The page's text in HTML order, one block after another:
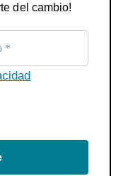
del cambio!